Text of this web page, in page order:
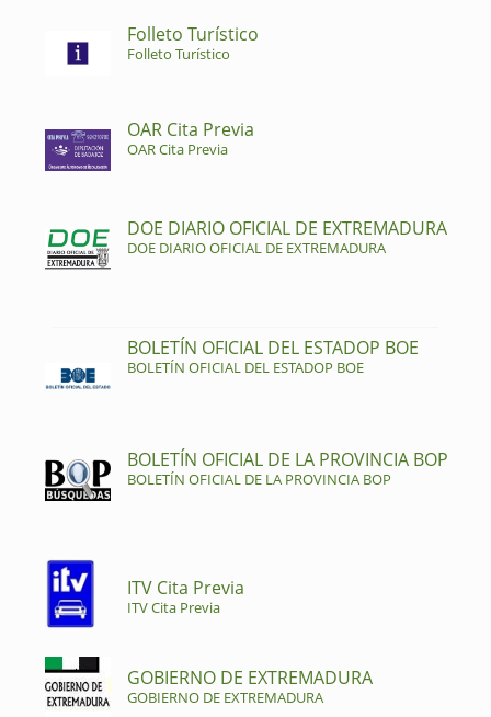
Folleto Turístico
Folleto Turístico
OAR Cita Previa
OAR Cita Previa
DOE DIARIO OFICIAL DE EXTREMADURA
DOE DIARIO OFICIAL DE EXTREMADURA
BOLETÍN OFICIAL DEL ESTADOP BOE
BOLETÍN OFICIAL DEL ESTADOP BOE
BOLETÍN OFICIAL DE LA PROVINCIA BOP
BOLETÍN OFICIAL DE LA PROVINCIA BOP
ITV Cita Previa
ITV Cita Previa
GOBIERNO DE EXTREMADURA
GOBIERNO DE EXTREMADURA